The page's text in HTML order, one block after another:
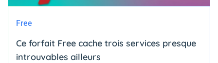
Free
Ce forfait Free cache trois services presque
introuvables ailleurs